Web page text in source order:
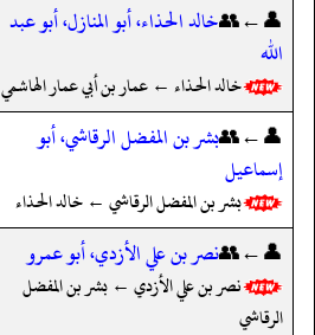
👤←👥خالد الحذاء، أبو المنازل، أبو عبد
الله
خالد الحذاء ← عمار بن أبي عمار الهاشمي
👤←👥بشر بن المفضل الرقاشي، أبو
إسماعيل
بشر بن المفضل الرقاشي ← خالد الحذاء
👤←👥نصر بن علي الأزدي، أبو عمرو
نصر بن علي الأزدي ← بشر بن المفضل
الرقاشي